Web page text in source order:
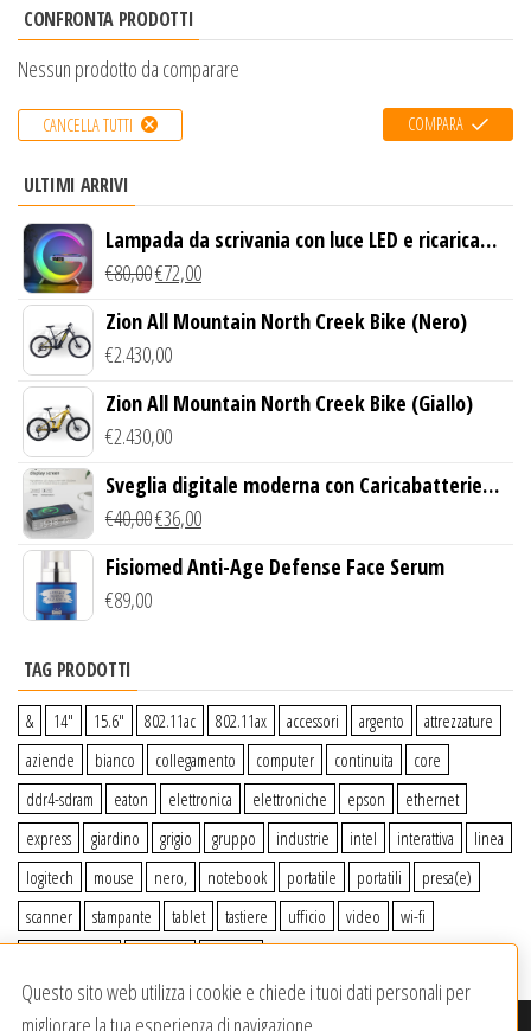
CONFRONTA PRODOTTI
Nessun prodotto da comparare
CANCELLA TUTTI COMPARA
ULTIMI ARRIVI
Lampada da scrivania con luce LED e ricarica
wireless
€80,00€72,00
Zion All Mountain North Creek Bike (Nero)
€2.430,00
Zion All Mountain North Creek Bike (Giallo)
€2.430,00
Sveglia digitale moderna con Caricabatterie
Wireless Qi
€40,00€36,00
Fisiomed Anti-Age Defense Face Serum
€89,00
TAG PRODOTTI
& 14″ 15.6″ 802.11ac 802.11ax accessori argento
attrezzature
aziende
bianco collegamento computer continuita
core
ddr4-sdram
eaton elettronica elettroniche epson
ethernet
express
giardino grigio gruppo industrie intel interattiva
linea
logitech
mouse nero, notebook portatile portatili
presa(e)
scanner
stampante tablet tastiere ufficio video
wi-fi
Questo sito web utilizza i cookie e chiede i tuoi dati personali per
migliorare la tua esperienza di navigazione.